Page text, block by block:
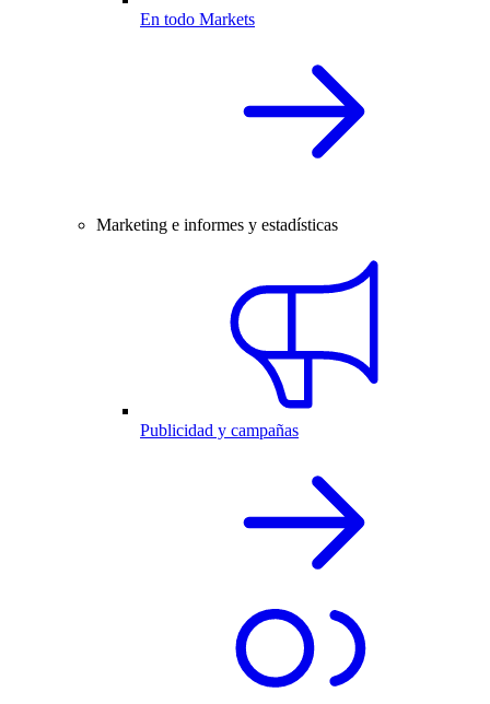
En todo Markets
Marketing e informes y estadísticas
Publicidad y campañas